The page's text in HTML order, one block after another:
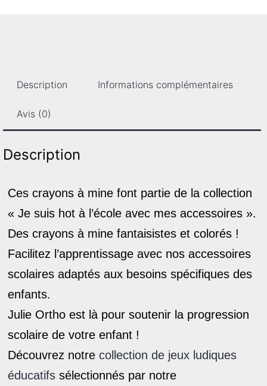
Description Informations complémentaires
Avis (0)
Description
Ces crayons à mine font partie de la collection
« Je suis hot à l’école avec mes accessoires ».
Des crayons à mine fantaisistes et colorés !
Facilitez l’apprentissage avec nos accessoires
scolaires adaptés aux besoins spécifiques des
enfants.
Julie Ortho est là pour soutenir la progression
scolaire de votre enfant !
Découvrez notre collection de jeux ludiques
éducatifssélectionnés par notre